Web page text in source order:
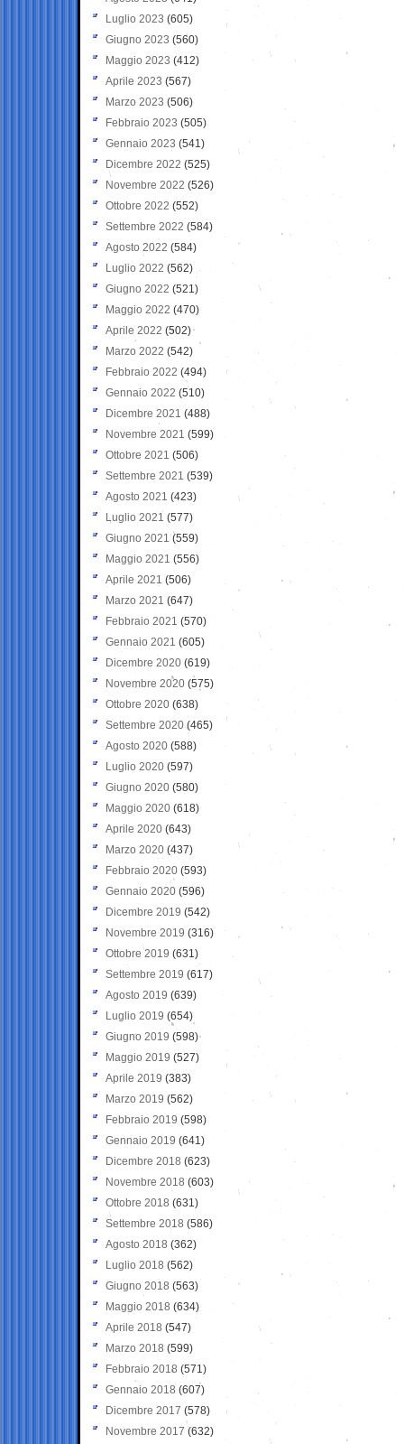
Luglio 2023 (605)
Giugno 2023 (560)
Maggio 2023 (412)
Aprile 2023 (567)
Marzo 2023 (506)
Febbraio 2023 (505)
Gennaio 2023 (541)
Dicembre 2022 (525)
Novembre 2022 (526)
Ottobre 2022 (552)
Settembre 2022 (584)
Agosto 2022 (584)
Luglio 2022 (562)
Giugno 2022 (521)
Maggio 2022 (470)
Aprile 2022 (502)
Marzo 2022 (542)
Febbraio 2022 (494)
Gennaio 2022 (510)
Dicembre 2021 (488)
Novembre 2021 (599)
Ottobre 2021 (506)
Settembre 2021 (539)
Agosto 2021 (423)
Luglio 2021 (577)
Giugno 2021(559)
Maggio 2021 (556)
Aprile 2021 (506)
Marzo 2021 (647)
Febbraio 2021 (570)
Gennaio 2021 (605)
Dicembre 2020 (619)
Novembre 2020 (575)
Ottobre 2020 (638)
Settembre 2020(465)
Agosto 2020 (588)
Luglio 2020 (597)
Giugno 2020 (580)
Maggio 2020 (618)
Aprile 2020 (643)
Marzo 2020 (437)
Febbraio 2020 (593)
Gennaio 2020 (596)
Dicembre 2019 (542)
Novembre 2019 (316)
Ottobre 2019 (631)
Settembre 2019 (617)
Agosto 2019 (639)
Luglio 2019 (654)
Giugno 2019 (598)
Maggio 2019 (527)
Aprile 2019 (383)
Marzo 2019 (562)
Febbraio 2019 (598)
Gennaio 2019 (641)
Dicembre 2018 (623)
Novembre 2018 (603)
Ottobre 2018 (631)
Settembre 2018 (586)
Agosto 2018 (362)
Luglio 2018 (562)
Giugno 2018 (563)
Maggio 2018 (634)
Aprile 2018 (547)
Marzo 2018 (599)
Febbraio 2018 (571)
Gennaio 2018 (607)
Dicembre 2017 (578)
Novembre 2017 (632)